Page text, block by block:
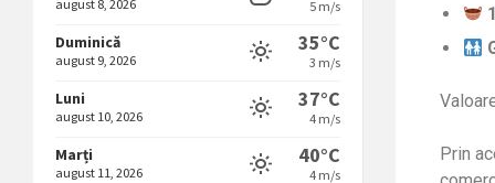
Prin
august 8, 2026 5 m/s
Duminică
august 9, 2026
35°C
3 m/s
Luni
august 10, 2026
37°C
4 m/s
Marți
august 11, 2026
40°C
4 m/s